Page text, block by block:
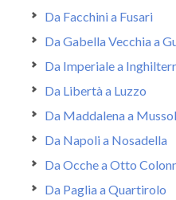
Da Facchini a Fusari
Da Gabella Vecchia a
Da Imperiale a
Da Libertà a Luzzo
Da Maddalena a
Da Napoli a Nosadella
Da Ocche a Otto
Da Paglia a Quartirolo